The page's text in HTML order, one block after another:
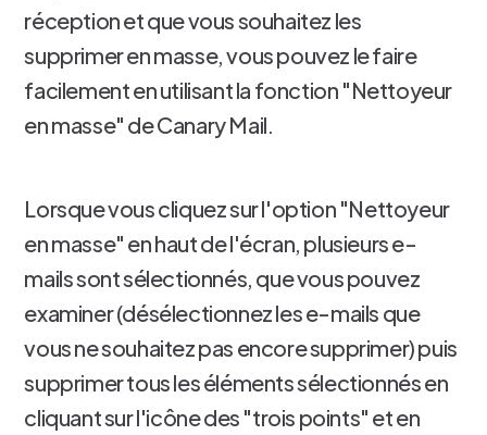
réception et que vous souhaitez les
supprimer en masse, vous pouvez le faire
facilement en utilisant la fonction "Nettoyeur
en masse" de Canary Mail.
Lorsque vous cliquez sur l'option "Nettoyeur
en masse" en haut de l'écran, plusieurs e-
mails sont sélectionnés, que vous pouvez
examiner (désélectionnez les e-mails que
vous ne souhaitez pas encore supprimer) puis
supprimer tous les éléments sélectionnés en
cliquant sur l'icône des "trois points" et en